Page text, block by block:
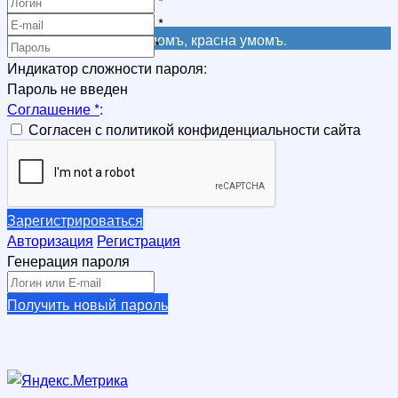
Регистрация
Не красна книга письмомъ, красна умомъ.
*
*
Индикатор сложности пароля:
Пароль не введен
Соглашение*:
Согласен с политикой конфиденциальности сайта
Зарегистрироваться
Авторизация Регистрация
Генерация пароля
Получить новый пароль